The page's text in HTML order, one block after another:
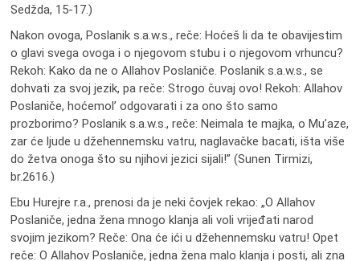
Sedžda, 15-17.)
Nakon ovoga, Poslanik s.a.w.s., reče: Hoćeš li da te obavijestim
o glavi svega ovoga i o njegovom stubu i o njegovom vrhuncu?
Rekoh: Kako da ne o Allahov Poslaniče. Poslanik s.a.w.s., se
dohvati za svoj jezik, pa reče: Strogo čuvaj ovo! Rekoh: Allahov
Poslaniče, hoćemol’ odgovarati i za ono što samo
prozborimo? Poslanik s.a.w.s., reče: Neimala te majka, o Mu’aze,
zar će ljude u džehennemsku vatru, naglavačke bacati, išta više
do žetva onoga što su njihovi jezici sijali!” (Sunen Tirmizi,
br.2616.)
Ebu Hurejre r.a., prenosi da je neki čovjek rekao: „O Allahov
Poslaniče, jedna žena mnogo klanja ali voli vrijeđati narod
svojim jezikom? Reče: Ona će ići u džehennemsku vatru! Opet
reče: O Allahov Poslaniče, jedna žena malo klanja i posti, ali zna